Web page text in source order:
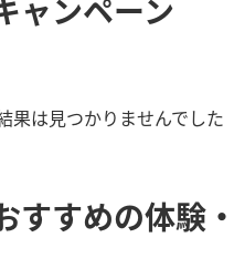
ャンペーン
果は見つかりませんでした
すすめの体験